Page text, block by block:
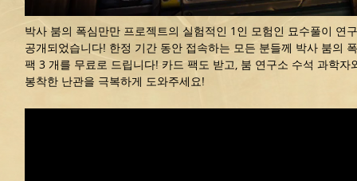
박사 붐의 폭심만만 프로젝트의 실험적인 1인 모험인 묘수풀이 연
공개되었습니다! 한정 기간 동안 접속하는 모든 분들께 박사 붐의
팩 3 개를 무료로 드립니다! 카드 팩도 받고, 붐 연구소 수석 과학자
봉착한 난관을 극복하게 도와주세요!